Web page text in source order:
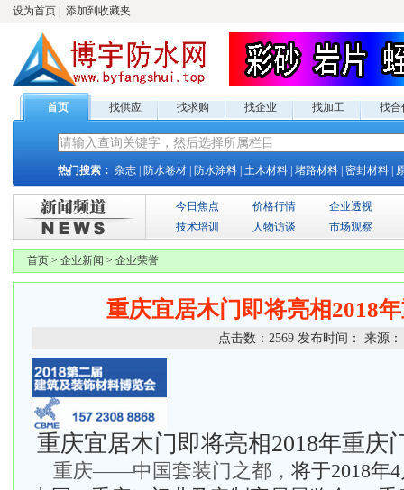
设为首页 添加到收藏夹
首页 找供应 找求购 找企业 找加工 找合
热门搜索： 杂志 防水卷材 防水涂料 土木材料 堵路材料 密封材料
今日焦点 价格行情
企业透视
技术培训
人物访谈 市场观察
首页 > 企业新闻 > 企业荣誉
重庆宜居木门即将亮相2018
点击数： 2569 发布时间： 来源：
重庆宜居木门即将亮相2018年重庆
重庆——中国套装门之都 ， 将于2018年